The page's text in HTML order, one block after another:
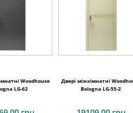
Woodhouse
LG-62
Двері міжкімнатні
Bologna LG-55-2